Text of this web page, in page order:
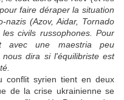
faire déraper la situation
nazis (Azov, Aidar, Tornado
civils russophones. Pour
avec une maestria peu
dira si l'équilibriste est
conflit syrien tient en deux
de la crise ukrainienne se